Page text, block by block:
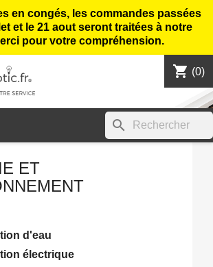
en congés, les commandes passées
et le 21 aout seront traitées à notre
pour votre compréhension.
shopping_cart (0)

search
ET
d'eau
électrique